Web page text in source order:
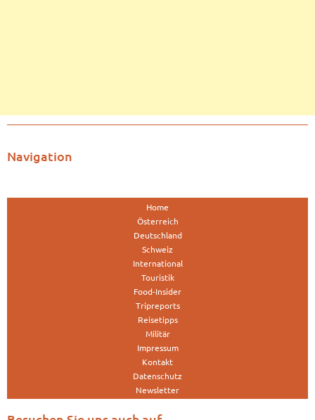
Navigation
Home
Österreich
Deutschland
Schweiz
International
Touristik
Food-Insider
Tripreports
Reisetipps
Militär
Impressum
Kontakt
Datenschutz
Newsletter